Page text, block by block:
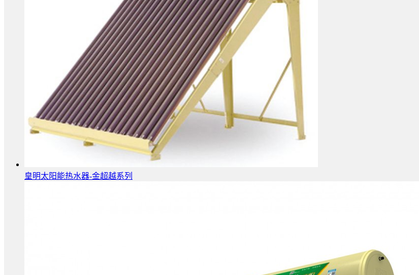
皇明太阳能热水器-金超越系列